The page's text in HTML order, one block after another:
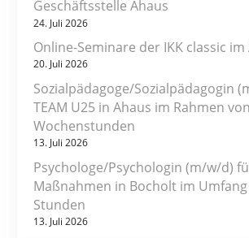
Geschäftsstelle Ahaus
24. Juli 2026
Online-Seminare der IKK classic
20. Juli 2026
Sozialpädagoge/Sozialpädagogin
TEAM U25 in Ahaus im Rahmen
Wochenstunden
13. Juli 2026
Psychologe/Psychologin (m/w/d)
Maßnahmen in Bocholt im
Stunden
13. Juli 2026